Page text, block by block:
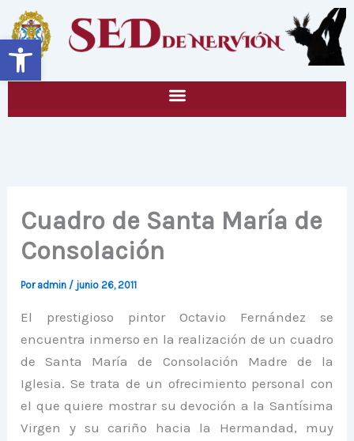
Abrir barra de herramientas
contenido
Cuadro de Santa María de
Consolación
Por admin / junio 26, 2011
El prestigioso pintor Octavio Fernández se
encuentra inmerso en la realización de un cuadro
de Santa María de Consolación Madre de la
Iglesia. Se trata de un ofrecimiento personal con
el que quiere mostrar su devoción a la Santísima
Virgen y su cariño hacia la Hermandad, muy